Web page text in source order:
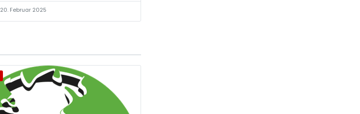
20. Februar 2025